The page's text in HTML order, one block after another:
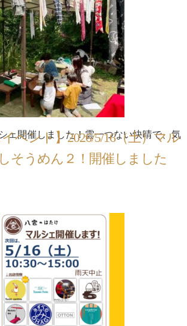
ベント】2026/5/16（土）マル
そうめん２！開催しました
ェ開催しました！雲一つない快晴で、気